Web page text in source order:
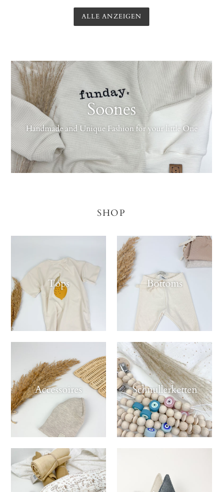
ALLE ANZEIGEN
Soones
Handmade and Unique Fashion for your little One
SHOP
Tops Bottoms
Accessoires Schnullerketten